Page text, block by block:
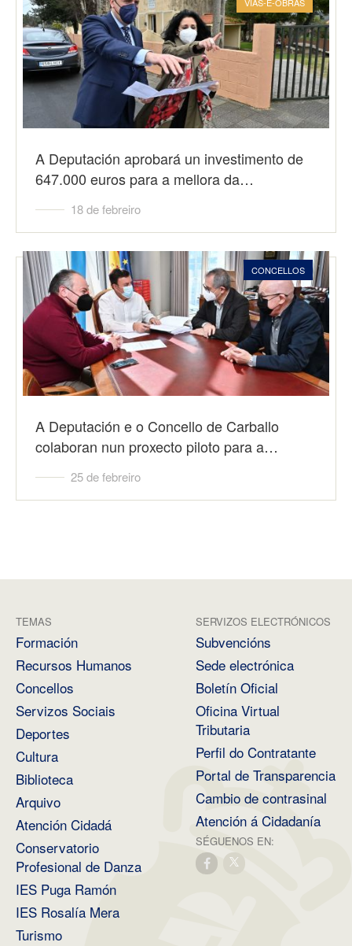
A Deputación aprobará un investimento de
647.000 euros para a mellora da…
18 de febreiro
CONCELLOS
A Deputación e o Concello de Carballo
colaboran nun proxecto piloto para a…
25 de febreiro
TEMAS
Formación
Recursos Humanos
Concellos
Servizos Sociais
Deportes
Cultura
Biblioteca
Arquivo
Atención Cidadá
Conservatorio
Profesional de Danza
IES Puga Ramón
IES Rosalía Mera
Turismo
SERVIZOS ELECTRÓNICOS
Subvencións
Sede electrónica
Boletín Oficial
Oficina Virtual
Tributaria
Perfil do Contratante
Portal de Transparencia
Cambio de contrasinal
Atención á Cidadanía
SÉGUENOS EN: